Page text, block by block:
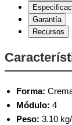
Garantía
Recursos
Forma:
Módulo: 4
Peso: 3.10